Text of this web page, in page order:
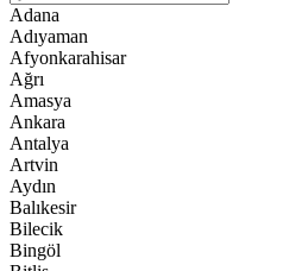
mahkumları Abbas yönetimi
16:07
İngiltere Dışişleri Bakanı, Uygur
tavır alması yönündeki çağrılarla
13:49
Ahmed Yesevi – Dr. Münir Derman
15:38
Soykırımcı Netanyahu, Trump’ın
planı reddettiklerini söyledi
Adana
Adıyaman
Afyonkarahisar
Ağrı
Amasya
Ankara
Antalya
Artvin
Aydın
Balıkesir
Bilecik
Bingöl